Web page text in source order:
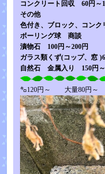
コンクリート回収 60円～
その他
色付き、ブロック、コン
ボーリング球 商談
漬物石 100円～200円
ガラス類くず(コップ、窓
自然石 金属入り 150円～
㌔120円～ 大量80円～